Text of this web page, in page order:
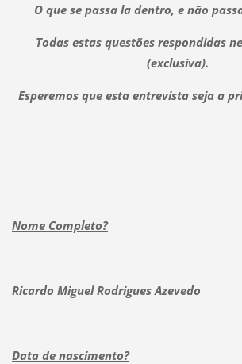
O que se passa la dentro, e não
Todas estas questões respondidas
(exclusiva).
Esperemos que esta entrevista seja a
Nome Completo?
Ricardo Miguel Rodrigues Azevedo
Data de nascimento?